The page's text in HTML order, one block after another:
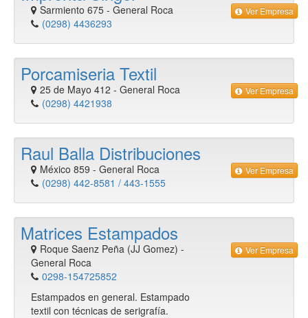
Sarmiento 675 - General Roca
(0298) 4436293
Ver Empresa
Porcamiseria Textil
25 de Mayo 412 - General Roca
(0298) 4421938
Ver Empresa
Raul Balla Distribuciones
México 859 - General Roca
(0298) 442-8581 / 443-1555
Ver Empresa
Matrices Estampados
Roque Saenz Peña (JJ Gomez) -
General Roca
0298-154725852
Estampados en general. Estampado
textil con técnicas de serigrafía.
Ver Empresa